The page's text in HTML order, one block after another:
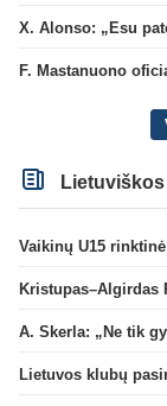
A. Skerla: „Ne tik